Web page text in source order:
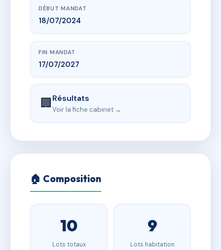
DÉBUT MANDAT
18/07/2024
FIN MANDAT
17/07/2027
🏢Résultats
Voir la fiche cabinet →
🏠 Composition
10
Lots totaux
9
Lots habitation